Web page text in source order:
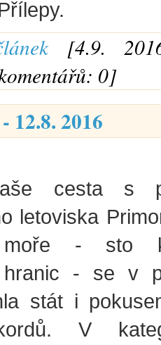
[4.9.
0]
12.8. 2016
cesta s
letoviska
moře - sto
hranic - se v
stát i
V